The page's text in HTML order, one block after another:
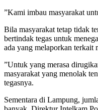
”Kami imbau masyarakat
Bila masyarakat tetap tidak
bertindak tegas untuk
ada yang melaporkan terkait
”Untuk yang merasa
masyarakat yang menolak
tegasnya.
Sementara di Lampung,